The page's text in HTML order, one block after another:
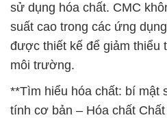
sử dụng hóa chất. CMC
suất cao trong các ứng
được thiết kế để giảm thiểu
môi trường.
**Tìm hiểu hóa chất: bí mật
tính cơ bản – Hóa chất